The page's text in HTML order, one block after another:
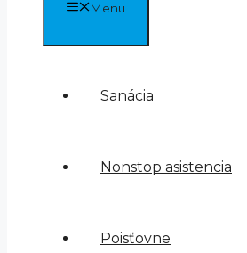
Menu
Sanácia
Nonstop asistencia
Poisťovne